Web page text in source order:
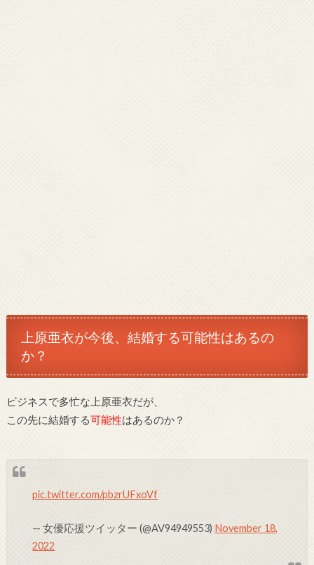
上原亜衣が今後、結婚する可能性はあるの
か？
ビジネスで多忙な上原亜衣だが、
この先に結婚する可能性はあるのか？
pic.twitter.com/pbzrUFxoVf
— 女優応援ツイッター (@AV94949553) November 18,
2022